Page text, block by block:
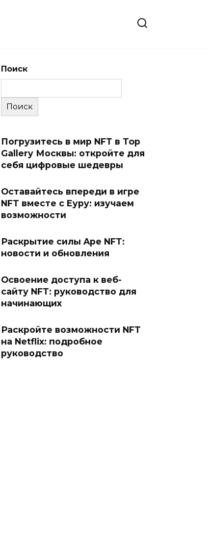
Поиск
Поиск
Погрузитесь в мир NFT в Top
Gallery Москвы: откройте для
себя цифровые шедевры
Оставайтесь впереди в игре
NFT вместе с Eypy: изучаем
возможности
Раскрытие силы Ape NFT:
новости и обновления
Освоение доступа к веб-
сайту NFT: руководство для
начинающих
Раскройте возможности NFT
на Netflix: подробное
руководство